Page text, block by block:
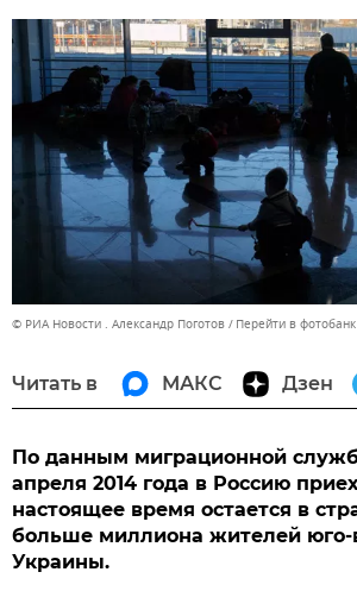
© РИА Новости . Александр Поготов Перейти в фотобанк
Читать в МАКС Дзен
По данным миграционной
апреля 2014 года в Россию
настоящее время остается в
больше миллиона жителей юго-
Украины.